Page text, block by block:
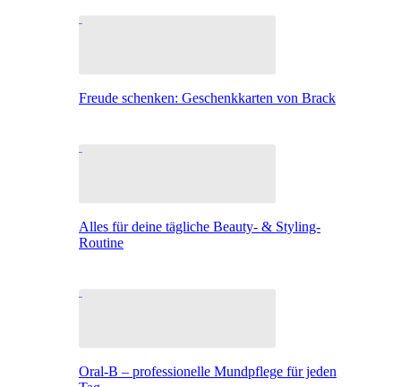
Freude schenken: Geschenkkarten von Brack
Alles für deine tägliche Beauty- & Styling-
Routine
Oral-B – professionelle Mundpflege für jeden